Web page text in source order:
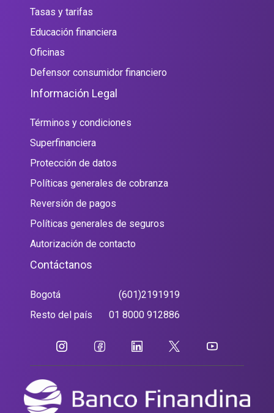
Tasas y tarifas
Educación financiera
Oficinas
Defensor consumidor financiero
Información Legal
Términos y condiciones
Superfinanciera
Protección de datos
Políticas generales de cobranza
Reversión de pagos
Políticas generales de seguros
Autorización de contacto
Contáctanos
Bogotá
(601)2191919
Resto del país
01 8000 912886